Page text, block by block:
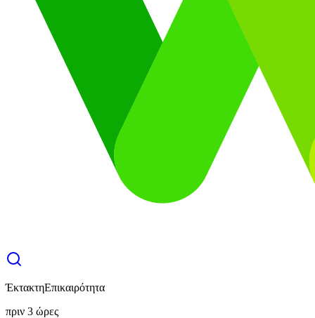
ΈκτακτηΕπικαιρότητα
πριν 3 ώρες